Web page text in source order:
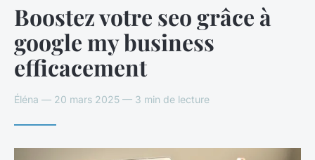
Boostez votre seo grâce à
google my business
efficacement
Éléna — 20 mars 2025 — 3 min de lecture